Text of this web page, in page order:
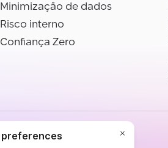
Minimização de dados
Risco interno
Confiança Zero
©BigID